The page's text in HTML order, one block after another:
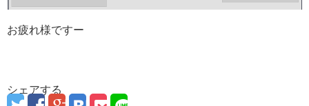
お疲れ様ですー
シェアする